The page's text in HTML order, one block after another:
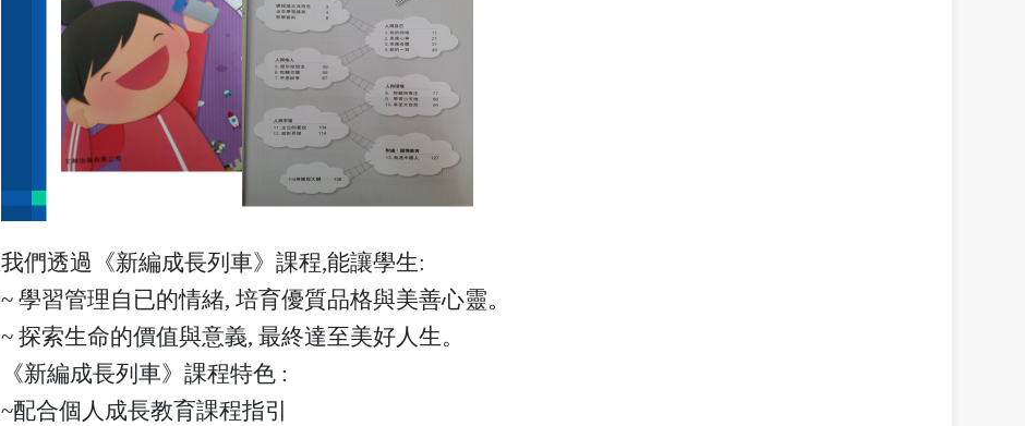
我們透過《新編成長列車》課程,能讓學生:
~ 學習管理自已的情緒, 培育優質品格與美善心靈。
~ 探索生命的價值與意義, 最終達至美好人生。
《新編成長列車》課程特色 :
~配合個人成長教育課程指引